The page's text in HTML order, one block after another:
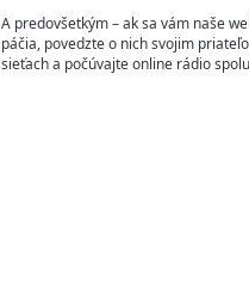
A predovšetkým – ak sa vám naše
páčia, povedzte o nich svojim
sieťach a počúvajte online rádio